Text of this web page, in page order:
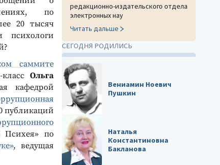
по
20 тысяч
психологи
саммите
Ольга
кафедрой
публикаций
Психея» по
, ведущая
редакционно-издательского отдела
электронных нау
Читать дальше
СЕГОДНЯ РОДИЛИСЬ
Вениамин Ноевич
Пушкин
Наталья
Константиновна
Бакланова